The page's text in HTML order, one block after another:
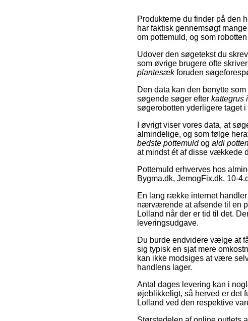
Produkterne du finder på den
har faktisk gennemsøgt
om pottemuld, og som
Udover den søgetekst du
som øvrige brugere ofte
plantesækforuden
Den data kan den benytte
søgende søger efter kattegrus
søgerobotten yderligere taget
I øvrigt viser vores data, at
almindelige, og som følge
bedste pottemuldog aldi
at mindst ét af disse vækkede
Pottemuld erhverves hos
Bygma.dk, JemogFix.dk, 10-
En lang række internet
nærværende at afsende til en
Lolland når der er tid til det.
leveringsudgave.
Du burde endvidere vælge at
sig typisk en sjat mere
kan ikke modsiges at være
handlens lager.
Antal dages levering kan i
øjeblikkeligt, så herved er det
Lolland ved den respektive